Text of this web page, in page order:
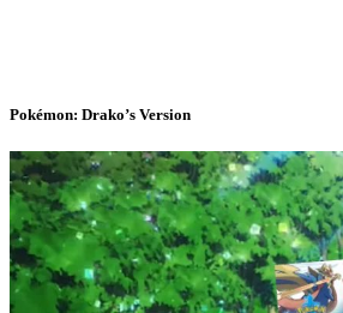
Pokémon: Drako’s Version